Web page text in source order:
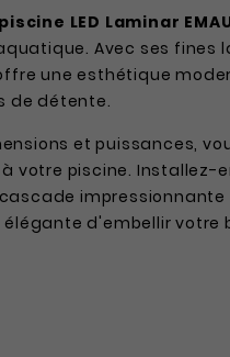
LED Laminar
Avec ses fines
une esthétique
de détente.
et puissances,
votre piscine. Installez-
d'embellir votre